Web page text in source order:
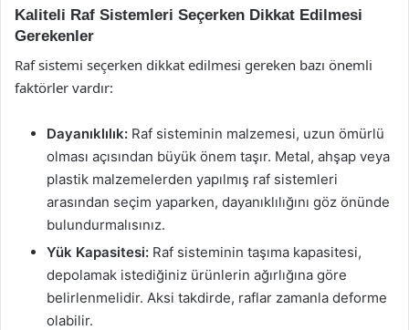
Kaliteli Raf Sistemleri Seçerken Dikkat Edilmesi
Gerekenler
Raf sistemi seçerken dikkat edilmesi gereken bazı önemli
faktörler vardır:
Dayanıklılık: Raf sisteminin malzemesi, uzun ömürlü
olması açısından büyük önem taşır. Metal, ahşap veya
plastik malzemelerden yapılmış raf sistemleri
arasından seçim yaparken, dayanıklılığını göz önünde
bulundurmalısınız.
Yük Kapasitesi: Raf sisteminin taşıma kapasitesi,
depolamak istediğiniz ürünlerin ağırlığına göre
belirlenmelidir. Aksi takdirde, raflar zamanla deforme
olabilir.